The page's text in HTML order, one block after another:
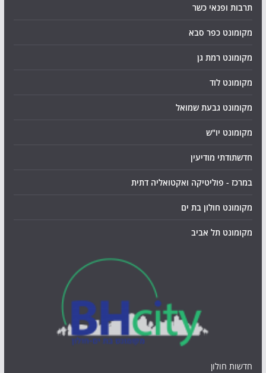
תרבות ופנאי כשר
מקומונט כפר סבא
מקומונט רמת גן
מקומונט לוד
מקומונט גבעת שמואל
מקומונט יו"ש
חדשתודתי מודיעין
במרכז - פוליטיקה ואקטואליה דתית
מקומונט חולון בת ים
מקומונט תל אביב
חדשות חולון